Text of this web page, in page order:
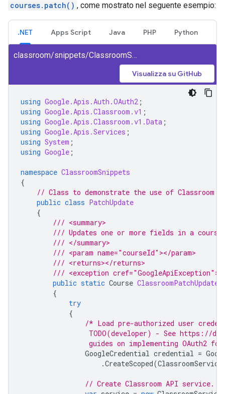
courses.patch() , come mostrato nel seguente esempio:
.NET Apps Script Java PHP Python
classroom/snippets/ClassroomSnippets/PatchCourse.cs
Visualizza su GitHub
using Google.Apis.Auth.OAuth2 ;
using Google.Apis.Classroom.v1 ;
using Google.Apis.Classroom.v1.Data ;
using Google.Apis.Services ;
using System ;
using Google ;
namespace ClassroomSnippets
{
// Class to demonstrate the use of Classroom
public class PatchUpdate
{
/// <summary>
/// Updates one or more fields in a
/// </summary>
/// <param name="courseId"></param>
/// <returns></returns>
/// <exception
public static Course ClassroomPatchUpdate
{
try
{
/* Load pre-authorized user
TODO(developer) - See https://
guides on implementing OAuth2
GoogleCredential credential =
.CreateScoped(ClassroomService
// Create Classroom API service.